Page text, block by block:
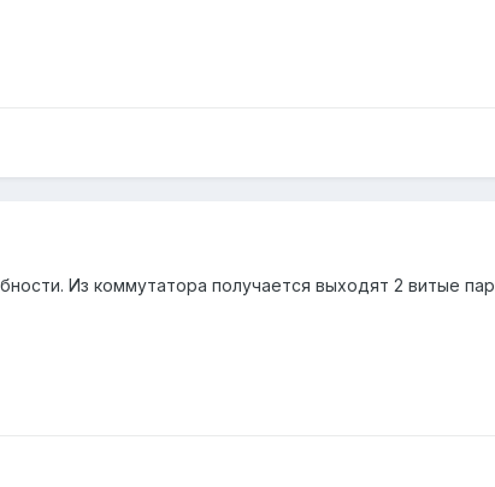
Из коммутатора получается выходят 2 витые